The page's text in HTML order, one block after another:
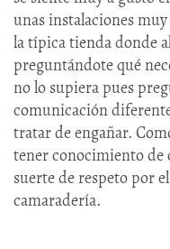
unas instalaciones
la típica tienda donde
preguntándote qué
no lo supiera pues
comunicación
tratar de engañar.
tener conocimiento de
suerte de respeto por
camaradería.